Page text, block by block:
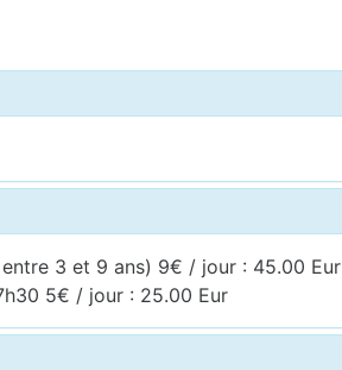
3 et 9 ans) 9€ / jour : 45.00 Eur
5€ / jour : 25.00 Eur